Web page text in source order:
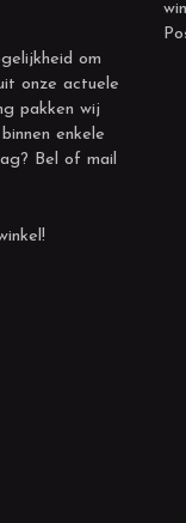
om
onze actuele
pakken wij
enkele
Bel of mail